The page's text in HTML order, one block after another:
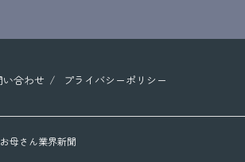
い合わせ プライバシーポリシー
お母さん業界新聞